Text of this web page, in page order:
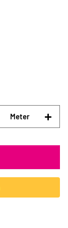
Meter